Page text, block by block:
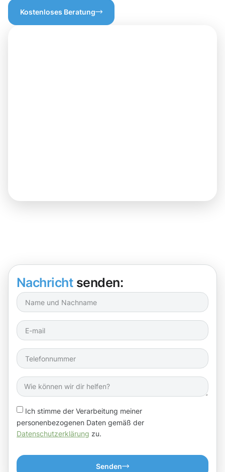
Kostenloses Beratung
Nachricht senden:
Ich stimme der Verarbeitung meiner
personenbezogenen Daten gemäß der
Datenschutzerklärung zu.
Senden